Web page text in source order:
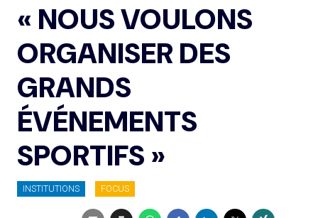
« NOUS VOULONS
ORGANISER DES
GRANDS
ÉVÉNEMENTS
SPORTIFS »
INSTITUTIONS FOCUS